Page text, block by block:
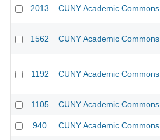
2013 CUNY Academic Commons
1562 CUNY Academic Commons
1192 CUNY Academic Commons
1105 CUNY Academic Commons
940 CUNY Academic Commons